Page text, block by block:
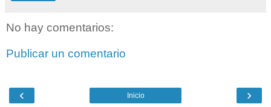
No hay comentarios:
Publicar un comentario
‹ ›
Inicio